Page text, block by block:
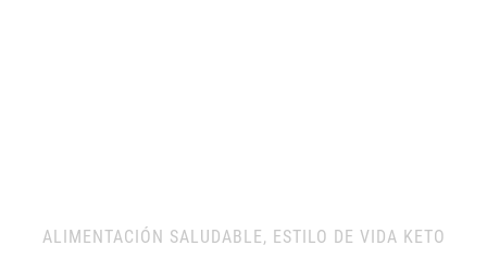
ALIMENTACIÓN SALUDABLE, ESTILO DE VIDA KETO